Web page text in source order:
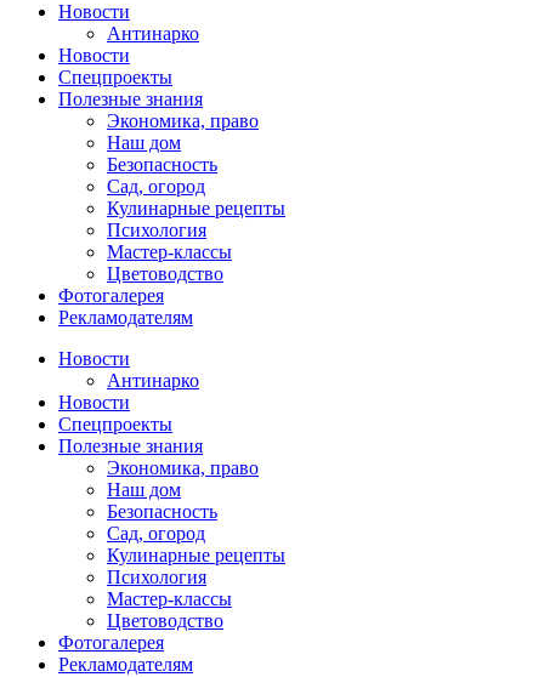
Новости
Антинарко
Новости
Спецпроекты
Полезные знания
Экономика, право
Наш дом
Безопасность
Сад, огород
Кулинарные рецепты
Психология
Мастер-классы
Цветоводство
Фотогалерея
Рекламодателям
Новости
Антинарко
Новости
Спецпроекты
Полезные знания
Экономика, право
Наш дом
Безопасность
Сад, огород
Кулинарные рецепты
Психология
Мастер-классы
Цветоводство
Фотогалерея
Рекламодателям